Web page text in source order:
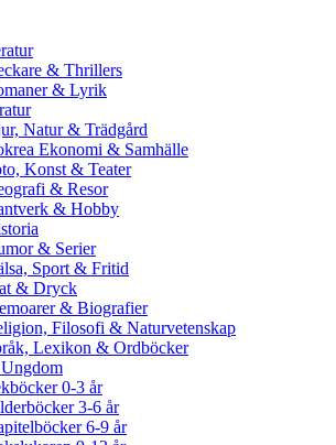
& Thrillers
& Lyrik
Natur & Trädgård
Ekonomi & Samhälle
Konst & Teater
& Resor
& Hobby
& Serier
Sport & Fritid
& Dryck
& Biografier
Filosofi & Naturvetenskap
Lexikon & Ordböcker
0-3 år
3-6 år
6-9 år